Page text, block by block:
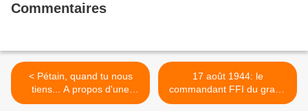
Commentaires
< Pétain, quand tu nous
tiens... A propos d'une
réaction du Figaro à la
17 août 1944: le
commandant FFI du grand
Paris, Rol-Tanguy, parle aux